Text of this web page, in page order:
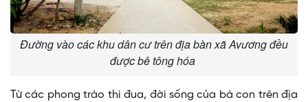
Đường vào các khu dân cư trên địa bàn xã Avương đều
được bê tông hóa
Từ các phong trào thi đua, đời sống của bà con trên địa